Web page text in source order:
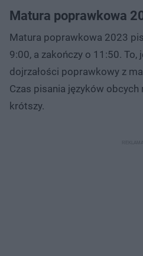
Matura poprawkowa
Matura poprawkowa 2023
9:00, a zakończy o 11:50. To,
dojrzałości poprawkowy z
Czas pisania języków
krótszy.